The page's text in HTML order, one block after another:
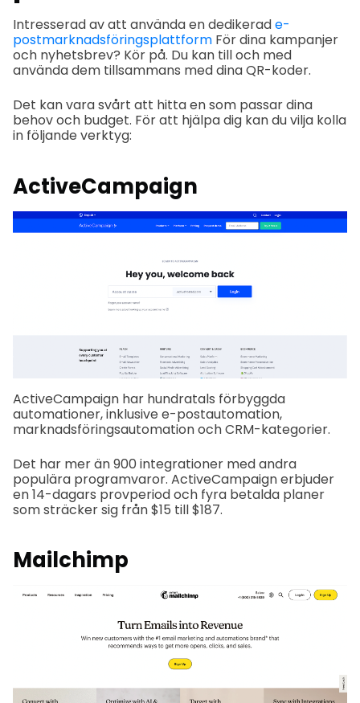
Intresserad av att använda en dedikerade-
postmarknadsföringsplattform För dina kampanjer
och nyhetsbrev? Kör på. Du kan till och med
använda dem tillsammans med dina QR-koder.
Det kan vara svårt att hitta en som passar dina
behov och budget. För att hjälpa dig kan du vilja kolla
in följande verktyg:
ActiveCampaign
ActiveCampaign har hundratals förbyggda
automationer, inklusive e-postautomation,
marknadsföringsautomation och CRM-kategorier.
Det har mer än 900 integrationer med andra
populära programvaror. ActiveCampaign erbjuder
en 14-dagars provperiod och fyra betalda planer
som sträcker sig från $15 till $187.
Mailchimp